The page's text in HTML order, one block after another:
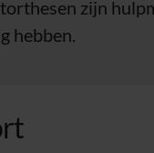
zijn
hebben.